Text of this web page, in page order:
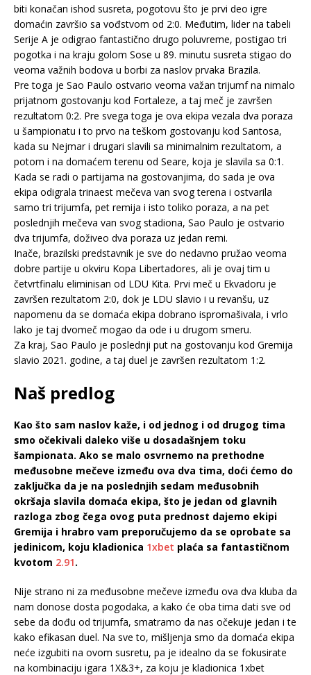
biti konačan ishod susreta, pogotovu što je prvi deo igre
domaćin završio sa vođstvom od 2:0. Međutim, lider na tabeli
Serije A je odigrao fantastično drugo poluvreme, postigao tri
pogotka i na kraju golom Sose u 89. minutu susreta stigao do
veoma važnih bodova u borbi za naslov prvaka Brazila.
Pre toga je Sao Paulo ostvario veoma važan trijumf na nimalo
prijatnom gostovanju kod Fortaleze, a taj meč je završen
rezultatom 0:2. Pre svega toga je ova ekipa vezala dva poraza
u šampionatu i to prvo na teškom gostovanju kod Santosa,
kada su Nejmar i drugari slavili sa minimalnim rezultatom, a
potom i na domaćem terenu od Seare, koja je slavila sa 0:1.
Kada se radi o partijama na gostovanjima, do sada je ova
ekipa odigrala trinaest mečeva van svog terena i ostvarila
samo tri trijumfa, pet remija i isto toliko poraza, a na pet
poslednjih mečeva van svog stadiona, Sao Paulo je ostvario
dva trijumfa, doživeo dva poraza uz jedan remi.
Inače, brazilski predstavnik je sve do nedavno pružao veoma
dobre partije u okviru Kopa Libertadores, ali je ovaj tim u
četvrtfinalu eliminisan od LDU Kita. Prvi meč u Ekvadoru je
završen rezultatom 2:0, dok je LDU slavio i u revanšu, uz
napomenu da se domaća ekipa dobrano ispromašivala, i vrlo
lako je taj dvomeč mogao da ode i u drugom smeru.
Za kraj, Sao Paulo je poslednji put na gostovanju kod Gremija
slavio 2021. godine, a taj duel je završen rezultatom 1:2.
Naš predlog
Kao što sam naslov kaže, i od jednog i od drugog tima
smo očekivali daleko više u dosadašnjem toku
šampionata. Ako se malo osvrnemo na prethodne
međusobne mečeve između ova dva tima, doći ćemo do
zaključka da je na poslednjih sedam međusobnih
okršaja slavila domaća ekipa, što je jedan od glavnih
razloga zbog čega ovog puta prednost dajemo ekipi
Gremija i hrabro vam preporučujemo da se oprobate sa
jedinicom, koju kladionica 1xbet plaća sa fantastičnom
kvotom 2.91.
Nije strano ni za međusobne mečeve između ova dva kluba da
nam donose dosta pogodaka, a kako će oba tima dati sve od
sebe da dođu od trijumfa, smatramo da nas očekuje jedan i te
kako efikasan duel. Na sve to, mišljenja smo da domaća ekipa
neće izgubiti na ovom susretu, pa je idealno da se fokusirate
na kombinaciju igara 1X&3+, za koju je kladionica 1xbet